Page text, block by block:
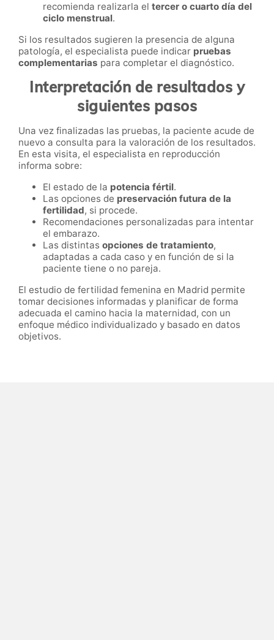
recomienda realizarla el tercer o cuarto día del
ciclo menstrual.
Si los resultados sugieren la presencia de alguna
patología, el especialista puede indicar pruebas
complementarias para completar el diagnóstico.
Interpretación de resultados y
siguientes pasos
Una vez finalizadas las pruebas, la paciente acude de
nuevo a consulta para la valoración de los resultados.
En esta visita, el especialista en reproducción
informa sobre:
El estado de la potencia fértil.
Las opciones de preservación futura de la
fertilidad, si procede.
Recomendaciones personalizadas para intentar
el embarazo.
Las distintas opciones de tratamiento,
adaptadas a cada caso y en función de si la
paciente tiene o no pareja.
El estudio de fertilidad femenina en Madrid permite
tomar decisiones informadas y planificar de forma
adecuada el camino hacia la maternidad, con un
enfoque médico individualizado y basado en datos
objetivos.